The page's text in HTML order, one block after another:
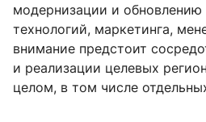
модернизации и
технологий, маркетинга,
внимание предстоит
и реализации целевых
целом, в том числе